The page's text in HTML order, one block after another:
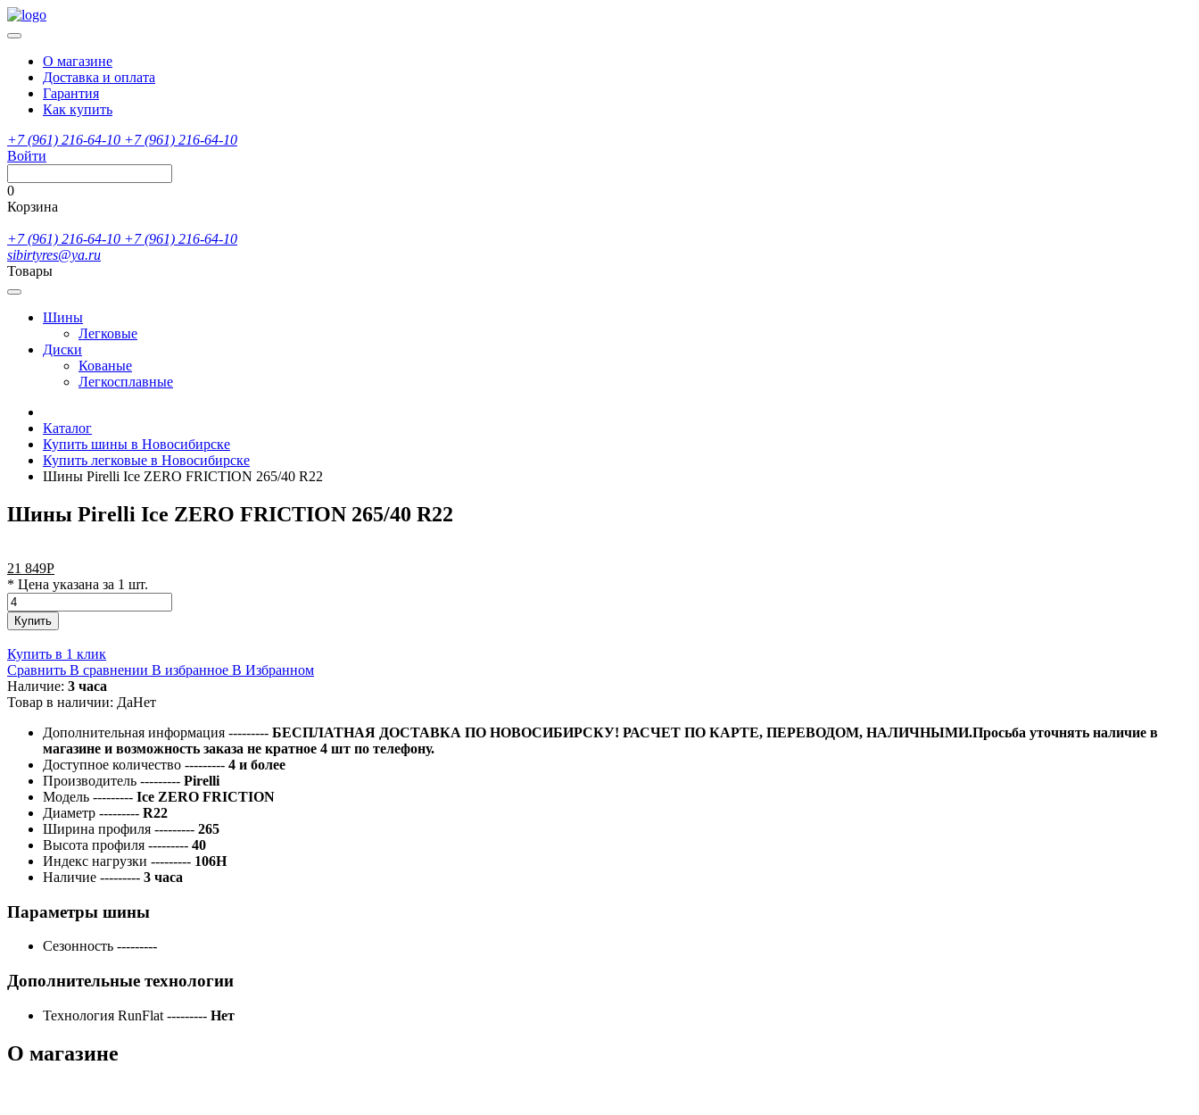
О магазине
Доставка и оплата
Гарантия
Как купить
+7 (961) 216-64-10 +7 (961) 216-64-10
Войти
0
Корзина
+7 (961) 216-64-10 +7 (961) 216-64-10
sibirtyres@ya.ru
Товары
Шины
Легковые
Диски
Кованые
Легкосплавные
Каталог
Купить шины в Новосибирске
Купить легковые в Новосибирске
Шины Pirelli Ice ZERO FRICTION 265/40 R22
Шины Pirelli Ice ZERO FRICTION 265/40 R22
21 849Р
* Цена указана за 1 шт.
Купить
Купить в 1 клик
Сравнить В сравнении В избранное В Избранном
Наличие: 3 часа
Товар в наличии: ДаНет
Дополнительная информация --------- БЕСПЛАТНАЯ ДОСТАВКА ПО НОВОСИБИРСКУ! РАСЧЕТ ПО КАРТЕ, ПЕРЕВОДОМ, НАЛИЧНЫМИ.Просьба уточнять наличие в
магазине и возможность заказа не кратное 4 шт по телефону.
Доступное количество --------- 4 и более
Производитель --------- Pirelli
Модель --------- Ice ZERO FRICTION
Диаметр --------- R22
Ширина профиля --------- 265
Высота профиля --------- 40
Индекс нагрузки --------- 106H
Наличие --------- 3 часа
Параметры шины
Сезонность ---------
Дополнительные технологии
Технология RunFlat --------- Нет
О магазине